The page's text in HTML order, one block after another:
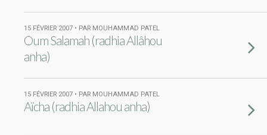
15 FÉVRIER 2007 • PAR MOUHAMMAD PATEL
Oum Salamah (radhia Allâhou
anha)
15 FÉVRIER 2007 • PAR MOUHAMMAD PATEL
Aïcha (radhia Allahou anha)